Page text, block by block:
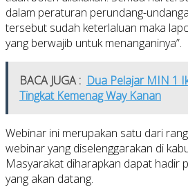
dalam peraturan perundang-
tersebut sudah keterlaluan maka
yang berwajib untuk menanganinya”.
BACA JUGA : Dua Pelajar MIN 1
Tingkat Kemenag Way Kanan
Webinar ini merupakan satu dari
webinar yang diselenggarakan di
Masyarakat diharapkan dapat hadir
yang akan datang.